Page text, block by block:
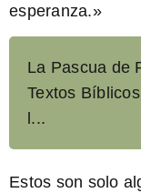
esperanza.»
La Pascua de
Textos
l...
Estos son solo